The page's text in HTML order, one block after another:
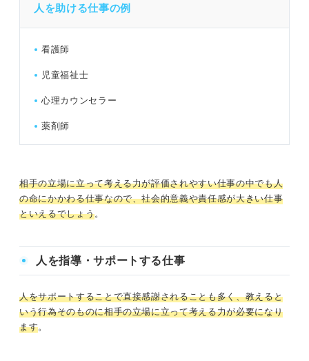
人を助ける仕事の例
看護師
児童福祉士
心理カウンセラー
薬剤師
相手の立場に立って考える力が評価されやすい仕事の中でも人
の命にかかわる仕事なので、社会的意義や責任感が大きい仕事
といえるでしょう。
人を指導・サポートする仕事
人をサポートすることで直接感謝されることも多く、教えると
いう行為そのものに相手の立場に立って考える力が必要になり
ます。